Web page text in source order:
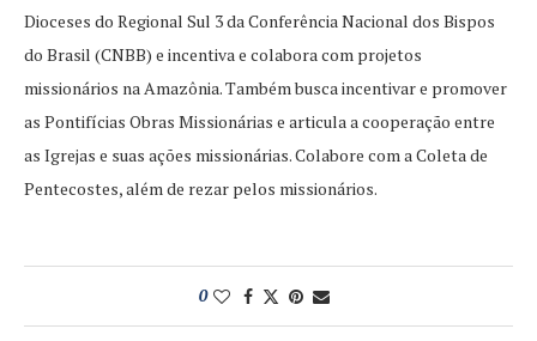
Dioceses do Regional Sul 3 da Conferência Nacional dos Bispos
do Brasil (CNBB) e incentiva e colabora com projetos
missionários na Amazônia. Também busca incentivar e promover
as Pontifícias Obras Missionárias e articula a cooperação entre
as Igrejas e suas ações missionárias. Colabore com a Coleta de
Pentecostes, além de rezar pelos missionários.
0